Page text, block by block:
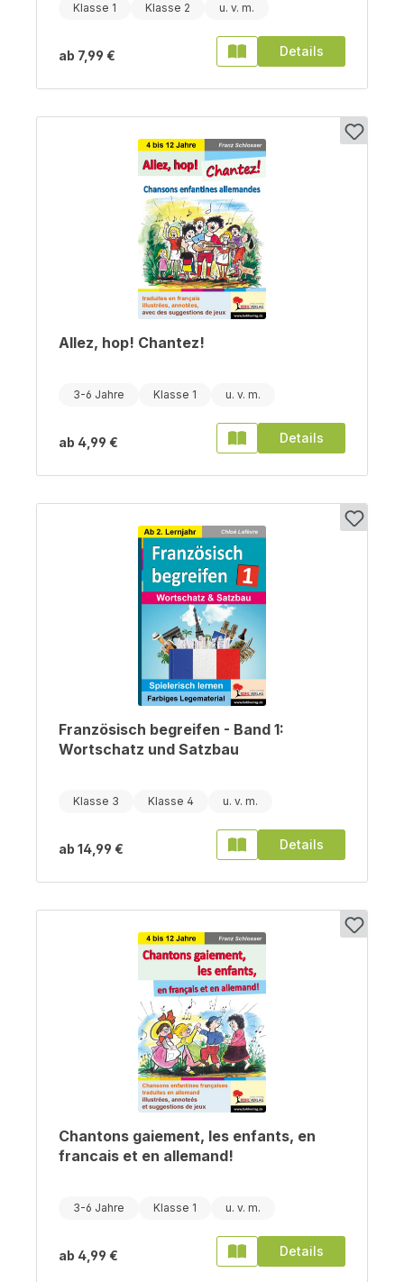
Klasse 1 Klasse 2
ab 7,99 € Details
Allez, hop! Chantez!
3-6 Jahre Klasse 1
ab 4,99 € Details
Französisch begreifen - Band 1:
Wortschatz und Satzbau
Klasse 3 Klasse 4
ab 14,99 € Details
Chantons gaiement, les enfants, en
francais et en allemand!
3-6 Jahre Klasse 1
ab 4,99 € Details